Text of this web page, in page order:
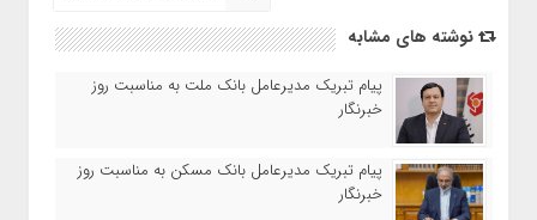
نوشته های مشابه
پیام تبریک مدیرعامل بانک ملت به مناسبت روز
خبرنگار
پیام تبریک مدیرعامل بانک مسکن به مناسبت روز
خبرنگار